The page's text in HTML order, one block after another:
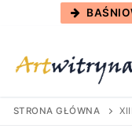
STRONA GŁÓWNA